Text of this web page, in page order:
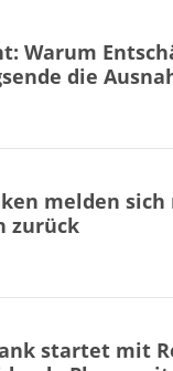
Warum
die
melden
zurück
startet mit